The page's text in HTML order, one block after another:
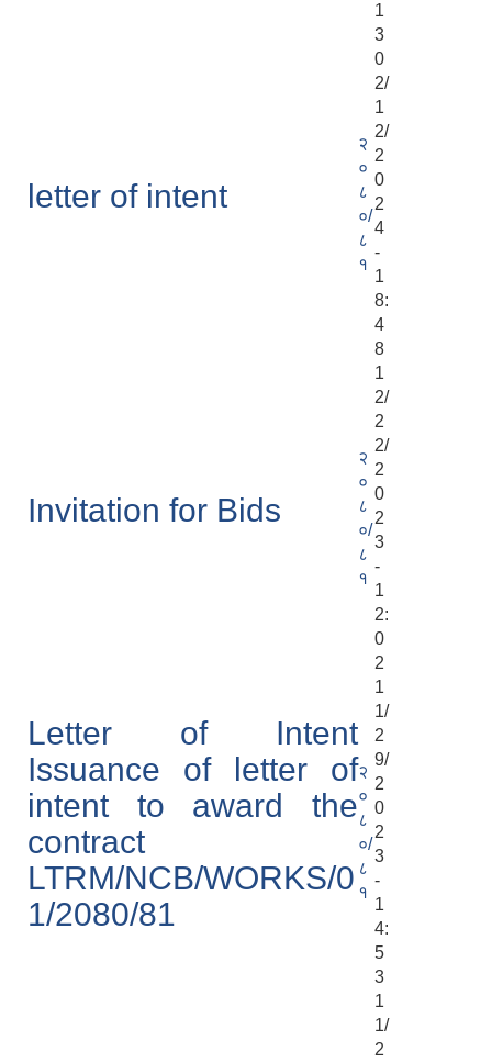
1
3
letter of intent
२
०
८
०/
८
१
0
2/
1
2/
2
0
2
4
-
1
8:
4
8
Invitation for Bids
२
०
८
०/
८
१
1
2/
2
2/
2
0
2
3
-
1
2:
0
2
Letter of Intent
Issuance of letter of
intent to award the
contract
LTRM/NCB/WORKS/0
1/2080/81
२
०
८
०/
८
१
1
1/
2
9/
2
0
2
3
-
1
4:
5
3
1
1/
2